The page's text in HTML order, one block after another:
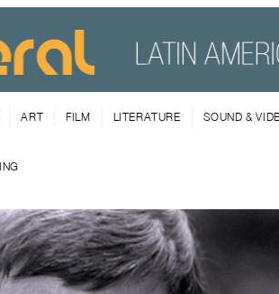
ART FILM LITERATURE SOUND &